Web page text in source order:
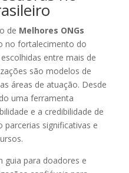
de Melhores ONGs
no fortalecimento do
entre mais de
são modelos de
áreas de atuação. Desde
uma ferramenta
e a credibilidade de
significativas e
guia para doadores e